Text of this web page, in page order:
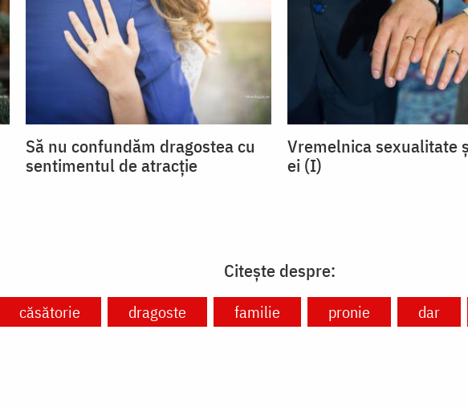
Să nu confundăm dragostea cu
sentimentul de atracție
Vremelnica sexualitate
ei (I)
Citește despre:
căsătorie dragoste familie pronie dar